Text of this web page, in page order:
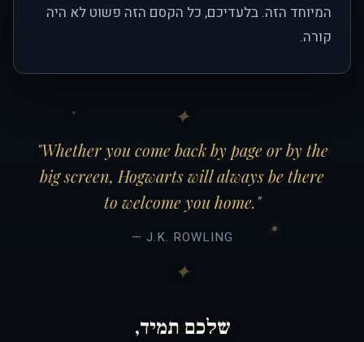
המיוחד הזה. בלעדיכם, כל הקסם הזה פשוט לא היה
קורה.
"Whether you come back by page or by the
big screen, Hogwarts will always be there
to welcome you home."
— J.K. ROWLING
שלכם תמיד,